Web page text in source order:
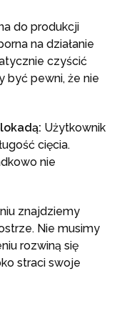
do produkcji
na działanie
czyścić
być pewni, że nie
Użytkownik
cięcia.
nie
znajdziemy
Nie musimy
rozwiną się
straci swoje